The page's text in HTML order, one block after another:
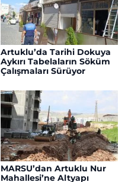
Artuklu’da Tarihi Dokuya
Aykırı Tabelaların Söküm
Çalışmaları Sürüyor
MARSU’dan Artuklu Nur
Mahallesi’ne Altyapı